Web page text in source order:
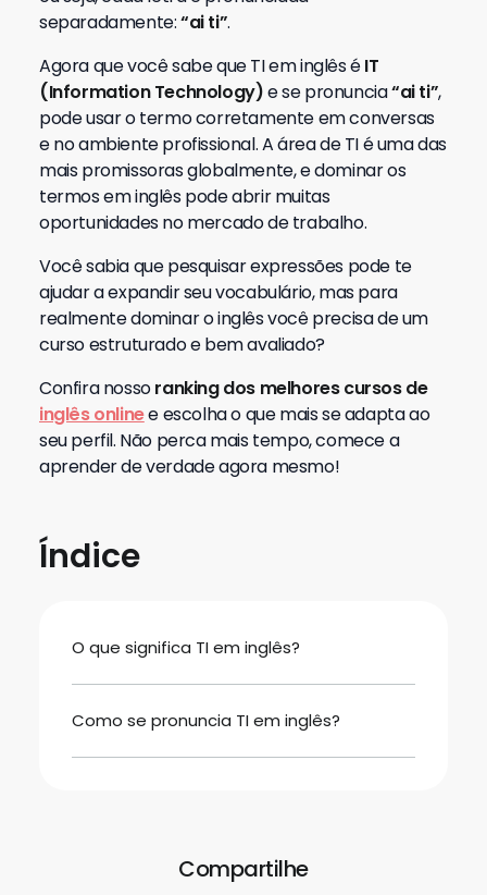
separadamente:“ai ti”.
Agora que você sabe que TI em inglês éIT
(Information Technology)e se pronuncia“ai ti”,
pode usar o termo corretamente em conversas
e no ambiente profissional. A área de TI é uma das
mais promissoras globalmente, e dominar os
termos em inglês pode abrir muitas
oportunidades no mercado de trabalho.
Você sabia que pesquisar expressões pode te
ajudar a expandir seu vocabulário, mas para
realmente dominar o inglês você precisa de um
curso estruturado e bem avaliado?
Confira nossoranking dos melhores cursos de
inglês onlinee escolha o que mais se adapta ao
seu perfil. Não perca mais tempo, comece a
aprender de verdade agora mesmo!
Índice
O que significa TI em inglês?
Como se pronuncia TI em inglês?
Compartilhe